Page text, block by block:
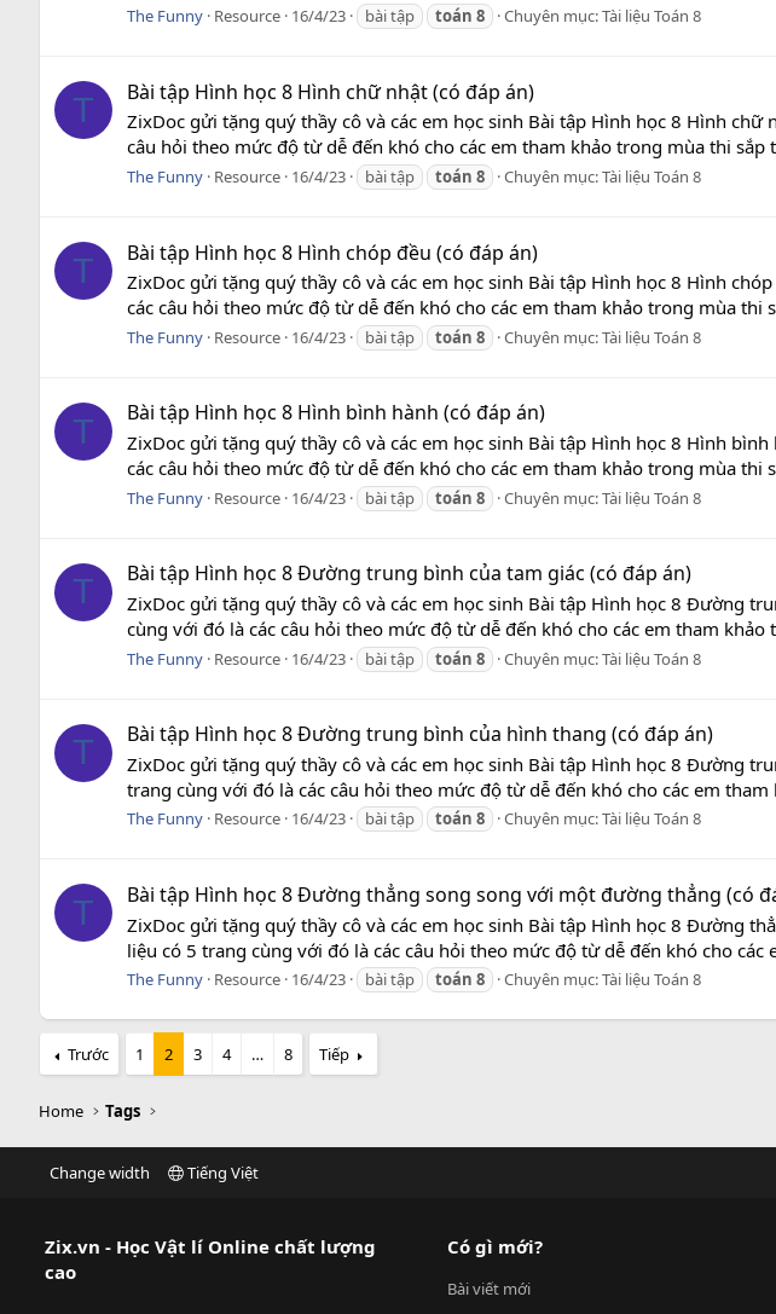
The Funny Resource 16/4/23 bài tập toán 8 Chuyên mục:Tài liệu Toán 8
T Bài tập Hình học 8 Hình chữ nhật (có đáp án)
ZixDoc gửi tặng quý thầy cô và các em học sinh Bài tập Hình học 8 Hình
câu hỏi theo mức độ từ dễ đến khó cho các em tham khảo trong mùa thi sắp
The Funny Resource 16/4/23 bài tập toán 8 Chuyên mục:Tài liệu Toán 8
T Bài tập Hình học 8 Hình chóp đều (có đáp án)
ZixDoc gửi tặng quý thầy cô và các em học sinh Bài tập Hình học 8 Hình
các câu hỏi theo mức độ từ dễ đến khó cho các em tham khảo trong mùa thi
The Funny Resource 16/4/23 bài tập toán 8 Chuyên mục:Tài liệu Toán 8
T Bài tập Hình học 8 Hình bình hành (có đáp án)
ZixDoc gửi tặng quý thầy cô và các em học sinh Bài tập Hình học 8 Hình
các câu hỏi theo mức độ từ dễ đến khó cho các em tham khảo trong mùa thi
The Funny Resource 16/4/23 bài tập toán 8 Chuyên mục:Tài liệu Toán 8
T Bài tập Hình học 8 Đường trung bình của tam giác (có đáp án)
ZixDoc gửi tặng quý thầy cô và các em học sinh Bài tập Hình học 8 Đường
cùng với đó là các câu hỏi theo mức độ từ dễ đến khó cho các em tham
The Funny Resource 16/4/23 bài tập toán 8 Chuyên mục:Tài liệu Toán 8
T Bài tập Hình học 8 Đường trung bình của hình thang (có đáp án)
ZixDoc gửi tặng quý thầy cô và các em học sinh Bài tập Hình học 8 Đường
trang cùng với đó là các câu hỏi theo mức độ từ dễ đến khó cho các em
The Funny Resource 16/4/23 bài tập toán 8 Chuyên mục:Tài liệu Toán 8
T Bài tập Hình học 8 Đường thẳng song song với một đường thẳng (có
ZixDoc gửi tặng quý thầy cô và các em học sinh Bài tập Hình học 8 Đường
liệu có 5 trang cùng với đó là các câu hỏi theo mức độ từ dễ đến khó cho
The Funny Resource 16/4/23 bài tập toán 8 Chuyên mục:Tài liệu Toán 8
Trước 1 2 3 4 … 8 Tiếp
Home Tags
Change width Tiếng Việt
Zix.vn - Học Vật lí Online chất lượng
cao
Có gì mới?
Bài viết mới